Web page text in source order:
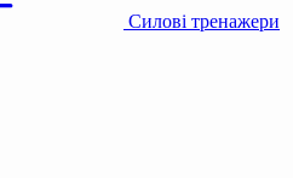
Силові тренажери